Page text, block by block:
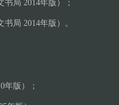
局 2014年版）；
局 2014年版）。
年版）；